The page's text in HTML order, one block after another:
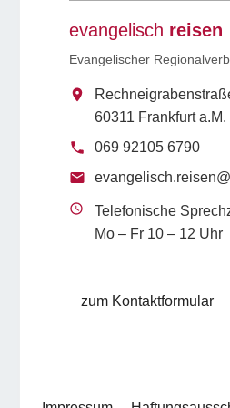
evangelisch reisen
Evangelischer
60311 Frankfurt a.M.
069 92105 6790
Telefonische
Mo – Fr 10 – 12 Uhr
zum Kontaktformular